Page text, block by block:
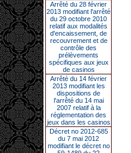
Arrêté du 28 février
2013 modifiant l'arrêté
du 29 octobre 2010
relatif aux modalités
d'encaissement, de
recouvrement et de
contrôle des
prélèvements
spécifiques aux jeux
de casinos
Arrêté du 14 février
2013 modifiant les
dispositions de
l'arrêté du 14 mai
2007 relatif à la
réglementation des
jeux dans les casinos
Décret no 2012-685
du 7 mai 2012
modifiant le décret no